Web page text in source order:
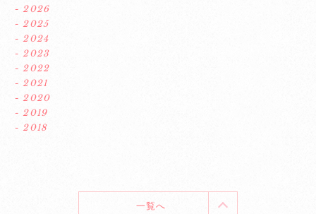
- 2026
- 2025
- 2024
- 2023
- 2022
- 2021
- 2020
- 2019
- 2018
一覧へ